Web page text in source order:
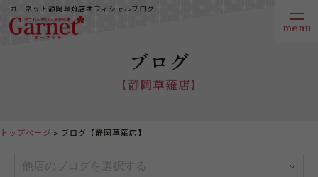
ガーネット静岡草薙店オフィシャルブログ
ブログ
【静岡草薙店】
トップページ ブログ【静岡草薙店】